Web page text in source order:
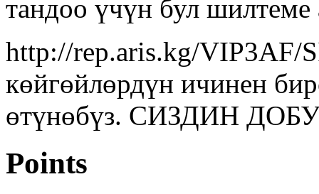
тандоо үчүн бул
http://rep.aris.kg/VIP3AF/
көйгөйлөрдүн ичинен
өтүнөбүз. СИЗДИН
Points